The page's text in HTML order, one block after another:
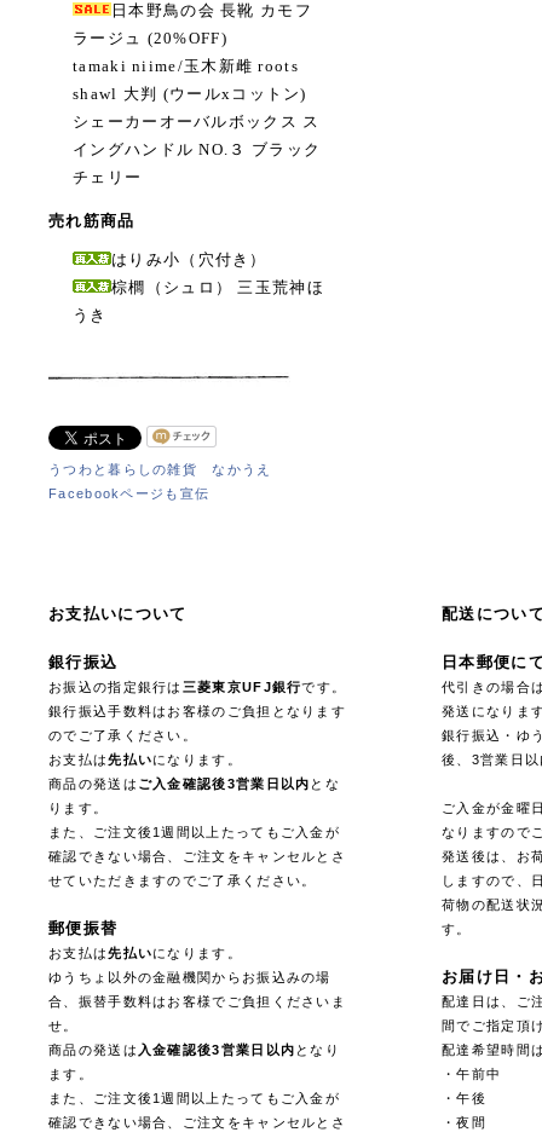
日本野鳥の会 長靴 カモフ
ラージュ (20%OFF)
tamaki niime/玉木新雌 roots
shawl 大判 (ウールxコットン)
シェーカーオーバルボックス ス
イングハンドル NO.３ ブラック
チェリー
売れ筋商品
はりみ小（穴付き）
棕櫚（シュロ） 三玉荒神ほ
うき
うつわと暮らしの雑貨 なかうえ
Facebookページも宣伝
お支払いについて
銀行振込
お振込の指定銀行は 三菱東京UFJ銀行です。
銀行振込手数料はお客様のご負担となります
のでご了承ください。
お支払は先払いになります。
商品の発送は ご入金確認後3営業日以内 とな
ります。
また、ご注文後1週間以上たってもご入金が
確認できない場合、ご注文をキャンセルとさ
せていただきますのでご了承ください。
郵便振替
お支払は先払いになります。
ゆうちょ以外の金融機関からお振込みの場
合、振替手数料はお客様でご負担くださいま
せ。
商品の発送は 入金確認後3営業日以内 となり
ます。
また、ご注文後1週間以上たってもご入金が
確認できない場合、ご注文をキャンセルとさ
配送につい
日本郵便に
代引きの場合
発送になりま
銀行振込・ゆ
後、3営業日
ご入金が金曜
なりますので
発送後は、お
しますので、
荷物の配送状
す。
お届け日・
配達日は、ご
間でご指定頂
配達希望時間
・午前中
・午後
・夜間